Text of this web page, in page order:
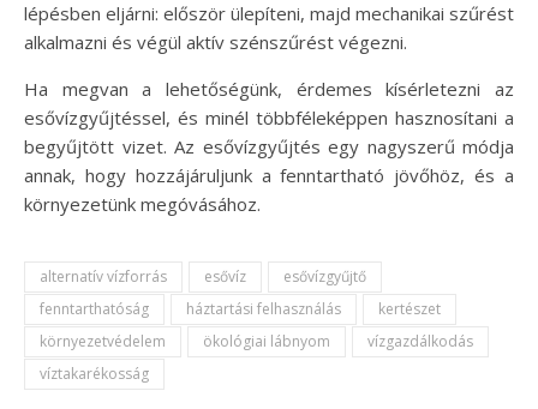
lépésben eljárni: először ülepíteni, majd mechanikai szűrést
alkalmazni és végül aktív szénszűrést végezni.
Ha megvan a lehetőségünk, érdemes kísérletezni az
esővízgyűjtéssel, és minél többféleképpen hasznosítani a
begyűjtött vizet. Az esővízgyűjtés egy nagyszerű módja
annak, hogy hozzájáruljunk a fenntartható jövőhöz, és a
környezetünk megóvásához.
alternatív vízforrás esővíz
esővízgyűjtő
fenntarthatóság
háztartási felhasználás
kertészet
környezetvédelem
ökológiai lábnyom
vízgazdálkodás
víztakarékosság